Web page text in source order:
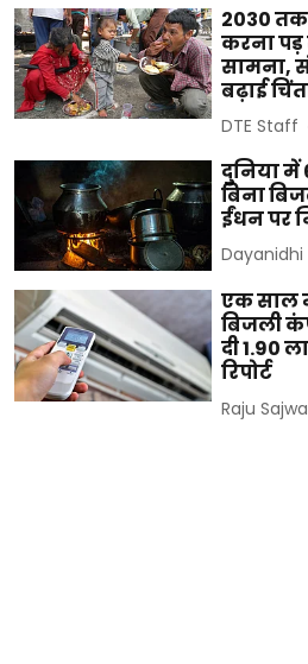
2030 तक
करना
सामना,
बढ़ाई
DTE Staff
दुनिया में
बिना
ईंधन पर
Dayanidhi
एक साल
बिजली
दी 1.90
रिपोर्ट
Raju